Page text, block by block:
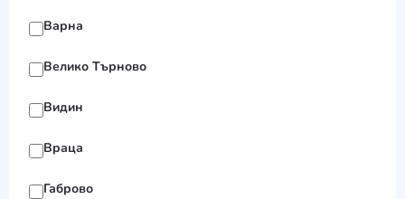
Варна
Велико Търново
Видин
Враца
Габрово